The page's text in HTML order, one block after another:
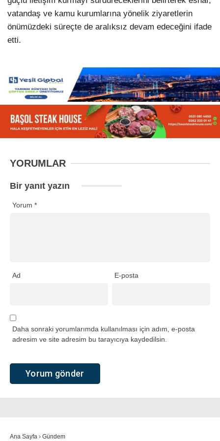
vatandaş ve kamu kurumlarına yönelik ziyaretlerin
önümüzdeki süreçte de aralıksız devam edeceğini ifade
etti.
YORUMLAR
Bir yanıt yazın
Yorum *
Ad E-posta
Daha sonraki yorumlarımda kullanılması için adım, e-posta
adresim ve site adresim bu tarayıcıya kaydedilsin.
Ana Sayfa › Gündem